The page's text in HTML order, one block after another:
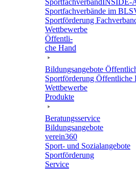
Sport­fach­ver­bände im
Sport­för­de­rung
Wett­be­werbe
Öffent­li­
che Hand
Bildungs­an­ge­bote
Sport­för­de­rung Öffent­li­che
Wett­be­werbe
Produkte
Bera­tungs­ser­vice
Bildungs­an­ge­bote
verein360
Sport- und Sozialangebote
Sport­för­de­rung
Service